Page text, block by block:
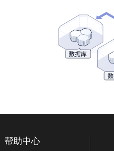
帮助中心